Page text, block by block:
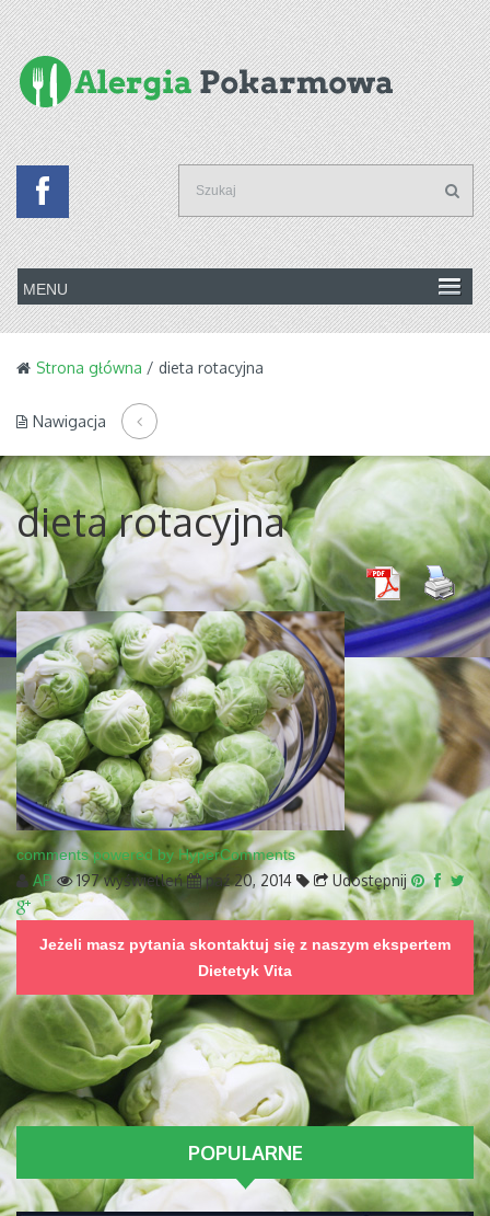
Strona główna / dieta rotacyjna
Nawigacja
dieta rotacyjna
comments powered by HyperComments
AP 197 wyświetleń paź 20, 2014 Udostępnij
Jeżeli masz pytania skontaktuj się z naszym ekspertem
Dietetyk Vita
POPULARNE